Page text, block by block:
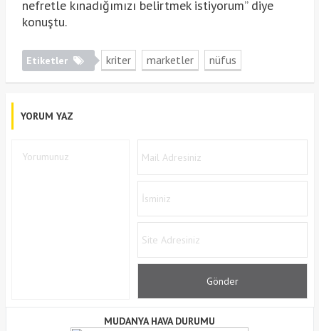
nefretle kınadığımızı belirtmek istiyorum” diye
konuştu.
Etiketler kriter marketler nüfus
YORUM YAZ
MUDANYA HAVA DURUMU